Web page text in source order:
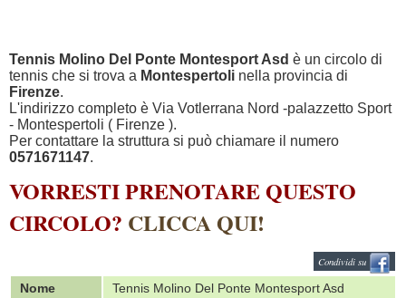
Tennis Molino Del Ponte Montesport Asd è un circolo di
tennis che si trova a Montespertoli nella provincia di
Firenze.
L'indirizzo completo è Via Votlerrana Nord -palazzetto Sport
- Montespertoli ( Firenze ).
Per contattare la struttura si può chiamare il numero
0571671147.
VORRESTI PRENOTARE QUESTO
CIRCOLO? CLICCA QUI!
Condividi su
Nome
Tennis Molino Del Ponte Montesport Asd